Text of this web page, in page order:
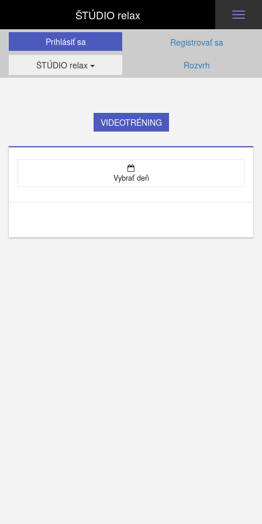
ŠTÚDIO relax
Prihlásiť sa
Registrovať sa
ŠTÚDIO relax
Rozvrh
VIDEOTRÉNING
Vybrať deň